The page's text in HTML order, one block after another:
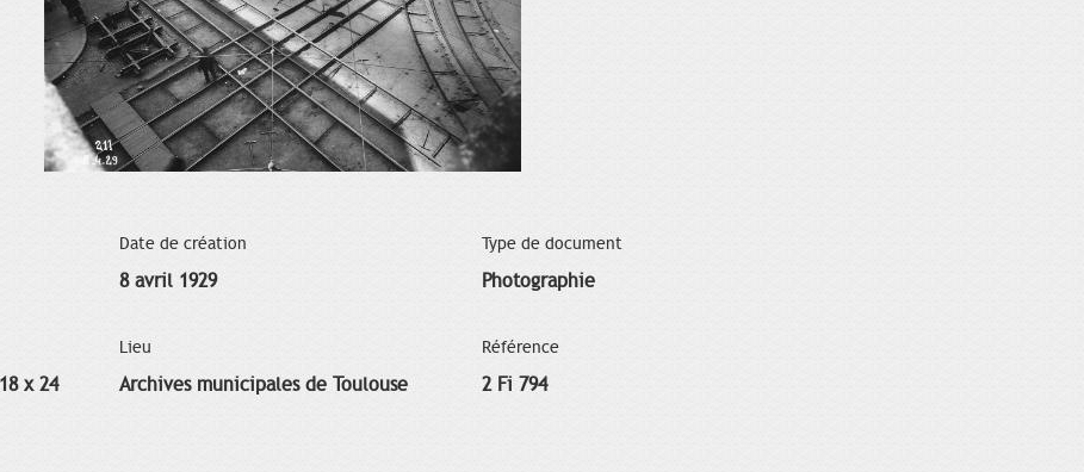
Date de création
8 avril 1929
Type de document
Photographie
x 24
Lieu
Archives municipales de Toulouse
Référence
2 Fi 794